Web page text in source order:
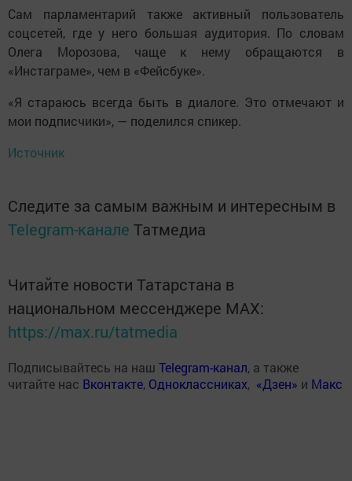
Сам парламентарий также активный пользователь
соцсетей, где у него большая аудитория. По словам
Олега Морозова, чаще к нему обращаются в
«Инстаграме», чем в «Фейсбуке».
«Я стараюсь всегда быть в диалоге. Это отмечают и
мои подписчики», — поделился спикер.
Источник
Следите за самым важным и интересным в
Telegram-канале Татмедиа
Читайте новости Татарстана в
национальном мессенджере MАХ:
https://max.ru/tatmedia
Подписывайтесь на наш Telegram-канал, а также
читайте нас Вконтакте, Одноклассниках, «Дзен» и Макс